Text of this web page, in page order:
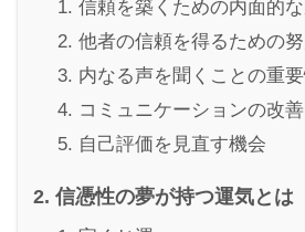
信頼を築くための内面的
他者の信頼を得るための
内なる声を聞くことの重
コミュニケーションの改
自己評価を見直す機会
信憑性の夢が持つ運気とは